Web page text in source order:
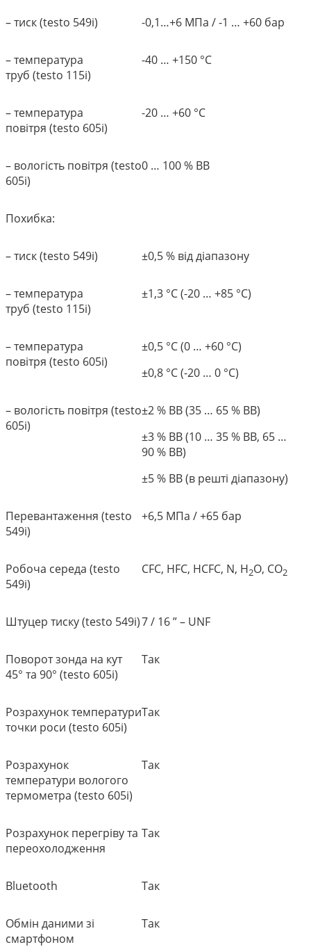
– тиск (testo 549i) -0,1…+6 МПа / -1 … +60 бар
– температура
труб (testo 115i)
-40 … +150 °C
– температура
повітря (testo 605i)
-20 … +60 °C
– вологість повітря (testo
605i)
0 … 100 % ВВ
Похибка:
– тиск (testo 549i) ±0,5 % від діапазону
– температура
труб (testo 115i)
±1,3 °C (-20 … +85 °C)
– температура
повітря (testo 605i)
±0,5 °C (0 … +60 °C)
±0,8 °C (-20 … 0 °C)
– вологість повітря (testo
605i)
±2 % ВВ (35 … 65 % ВВ)
±3 % ВВ (10 … 35 % ВВ, 65 …
90 % ВВ)
±5 % ВВ (в решті діапазону)
Перевантаження (testo
549i)
+6,5 МПа / +65 бар
Робоча середа (testo
549i)
CFC, HFC, HCFC, N, H2O, CO2
Штуцер тиску (testo 549i)7 / 16 ” – UNF
Поворот зонда на кут
45° та 90° (testo 605i)
Так
Розрахунок температури
точки роси (testo 605i)
Так
Розрахунок
температури вологого
термометра (testo 605i)
Так
Розрахунок перегріву та
переохолодження
Так
Bluetooth Так
Обмін даними зі
смартфоном
Так